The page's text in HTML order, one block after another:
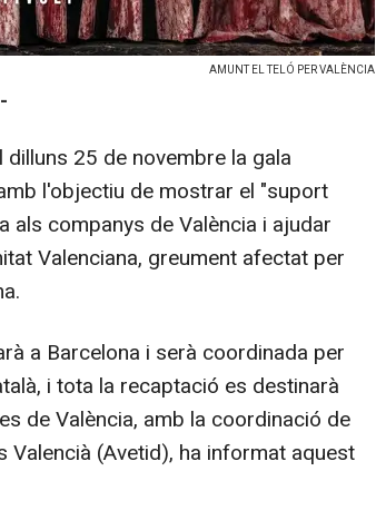
AMUNT EL TELÓ PER VALÈNCIA
25 de novembre la gala
l'objectiu de mostrar el "suport
als companys de València i ajudar
Valenciana, greument afectat per
a Barcelona i serà coordinada per
i tota la recaptació es destinarà
de València, amb la coordinació de
(Avetid), ha informat aquest